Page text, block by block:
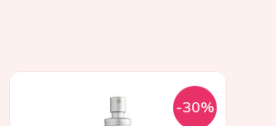
-30%